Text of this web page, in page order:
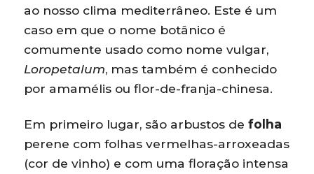
ao nosso clima mediterrâneo. Este é um
caso em que o nome botânico é
comumente usado como nome vulgar,
Loropetalum, mas também é conhecido
por amamélis ou flor-de-franja-chinesa.
Em primeiro lugar, são arbustos defolha
perene com folhas vermelhas-arroxeadas
(cor de vinho) e com uma floração intensa